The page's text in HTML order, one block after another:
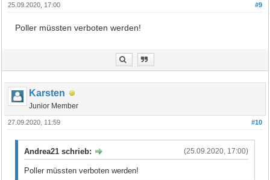
#9
25.09.2020, 17:00
Poller müssten verboten werden!
Karsten
Junior Member
#10
27.09.2020, 11:59
(25.09.2020, 17:00)
Andrea21 schrieb:
Poller müssten verboten werden!